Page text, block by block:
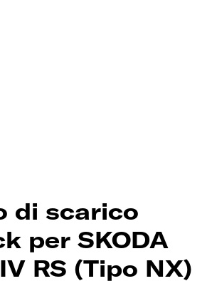
di scarico
per SKODA
RS (Tipo NX)